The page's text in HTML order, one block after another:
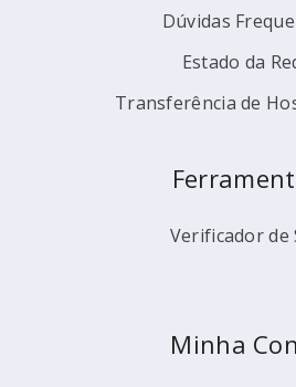
Dúvidas
Estado da
Transferência de
Verificador de
Minha